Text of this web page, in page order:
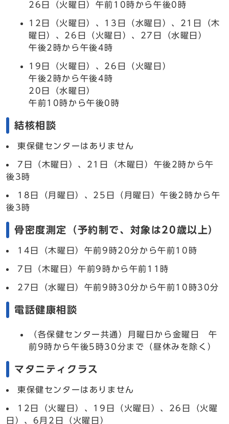
26日（火曜日）午前10時から午後0時
12日（火曜日）、13日（水曜日）、21日（木
曜日）、26日（火曜日）、27日（水曜日）
午後2時から午後4時
19日（火曜日）、26日（火曜日）
午後2時から午後4時
20日（水曜日）
午前10時から午後0時
結核相談
東保健センターはありません
7日（木曜日）、21日（木曜日）午後2時から午
後3時
18日（月曜日）、25日（月曜日）午後2時から午
後3時
骨密度測定（予約制で、対象は20歳以上）
14日（木曜日）午前9時20分から午前10時
7日（木曜日）午前9時から午前11時
27日（水曜日）午前9時30分から午前10時30分
電話健康相談
（各保健センター共通）月曜日から金曜日 午
前9時から午後5時30分まで（昼休みを除く）
マタニティクラス
東保健センターはありません
12日（火曜日）、19日（火曜日）、26日（火曜
日）、6月2日（火曜日）